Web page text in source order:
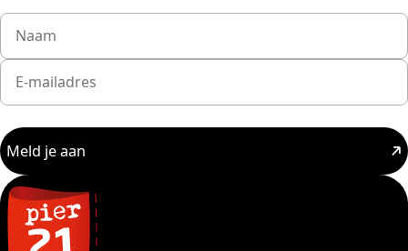
Meld je aan